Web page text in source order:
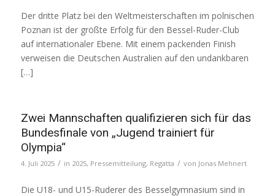
Der dritte Platz bei den Weltmeisterschaften im polnischen
Poznan ist der größte Erfolg für den Bessel-Ruder-Club
auf internationaler Ebene. Mit einem packenden Finish
verweisen die Deutschen Australien auf den undankbaren
[…]
Zwei Mannschaften qualifizieren sich für das
Bundesfinale von „Jugend trainiert für
Olympia“
4. Juli 2025 / in 2025, Pressemitteilung, Regatta / von Jonas Mehnert
Die U18- und U15-Ruderer des Besselgymnasium sind in